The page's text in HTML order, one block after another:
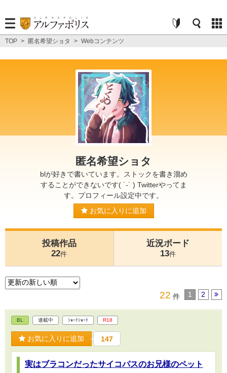
TOP > 匿名希望ショタ > Webコンテンツ
匿名希望ショタ
blが好きで書いています。ストックを書き溜め
することができないです( ˙-˙ ) Twitterやってま
す。プロフィール設定中です。
お気に入りに追加
投稿作品
22件
近況ボード
13件
22 件 1 2
BL 連載中 ｼｮｰﾄｼｮｰﾄ R18
お気に入りに追加 147
実はブラコンだったサイコパスのお兄様のペット